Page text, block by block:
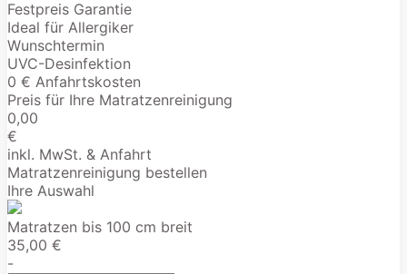
Festpreis Garantie
Ideal für Allergiker
Wunschtermin
UVC-Desinfektion
0 € Anfahrtskosten
Preis für Ihre Matratzenreinigung
0,00
€
inkl. MwSt. & Anfahrt
Matratzenreinigung bestellen
Ihre Auswahl
Matratzen bis 100 cm breit
35,00 €
-